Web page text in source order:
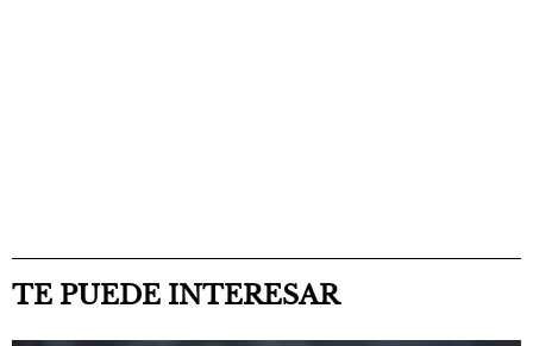
TE PUEDE INTERESAR